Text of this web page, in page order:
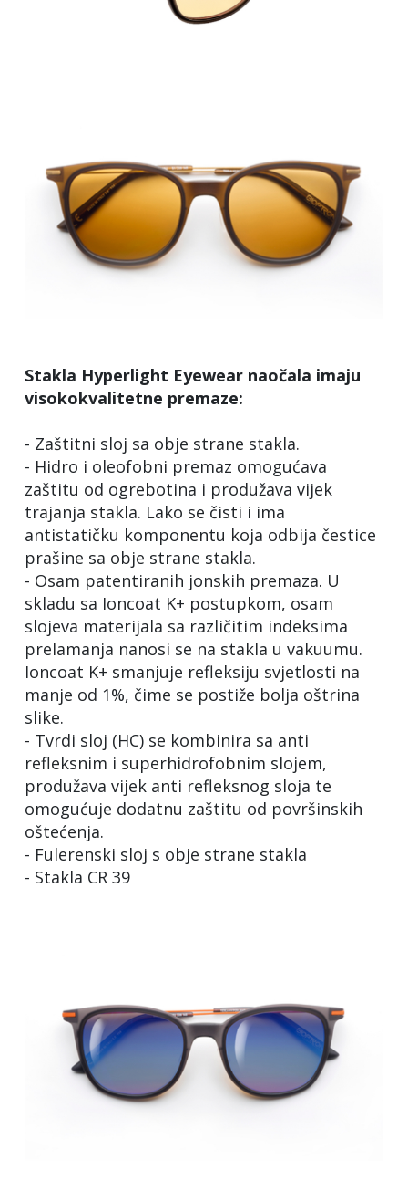
Stakla Hyperlight Eyewear naočala imaju
visokokvalitetne premaze:
- Zaštitni sloj sa obje strane stakla.
- Hidro i oleofobni premaz omogućava
zaštitu od ogrebotina i produžava vijek
trajanja stakla. Lako se čisti i ima
antistatičku komponentu koja odbija čestice
prašine sa obje strane stakla.
- Osam patentiranih jonskih premaza. U
skladu sa Ioncoat K+ postupkom, osam
slojeva materijala sa različitim indeksima
prelamanja nanosi se na stakla u vakuumu.
Ioncoat K+ smanjuje refleksiju svjetlosti na
manje od 1%, čime se postiže bolja oštrina
slike.
- Tvrdi sloj (HC) se kombinira sa anti
refleksnim i superhidrofobnim slojem,
produžava vijek anti refleksnog sloja te
omogućuje dodatnu zaštitu od površinskih
oštećenja.
- Fulerenski sloj s obje strane stakla
- Stakla CR 39